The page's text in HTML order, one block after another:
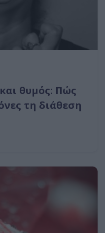
θυμός: Πώς
τη διάθεση